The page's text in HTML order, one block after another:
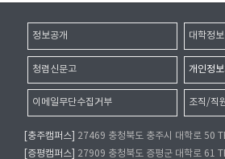
정보공개 대학정보
청렴신문고 개인정
이메일무단수집거부 조직/직
[충주캠퍼스]
27469 충청북도 충주시 대학로 50
[증평캠퍼스]
27909 충청북도 증평군 대학로 61